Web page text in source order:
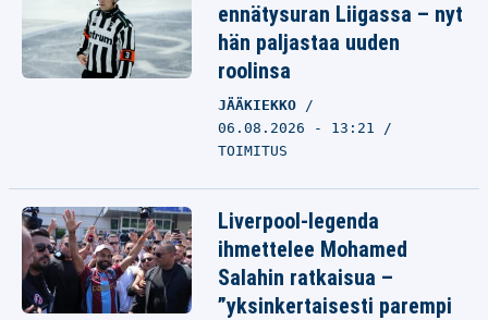
ennätysuran Liigassa – nyt
hän paljastaa uuden
roolinsa
JÄÄKIEKKO
06.08.2026 - 13:21
TOIMITUS
Liverpool-legenda
ihmettelee Mohamed
Salahin ratkaisua –
”yksinkertaisesti parempi